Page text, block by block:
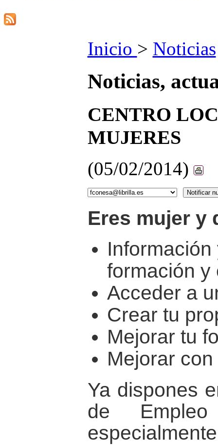
Inicio > Noticias
Noticias,
CENTRO
MUJERES
(05/02/2014)
Eres mujer y
formación y
Acceder a
Crear tu
Mejorar tu
Mejorar
Ya dispones
de